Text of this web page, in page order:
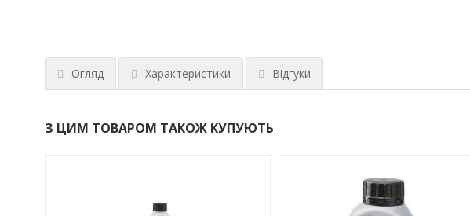
Огляд Характеристики Відгуки
З ЦИМ ТОВАРОМ ТАКОЖ КУПУЮТЬ